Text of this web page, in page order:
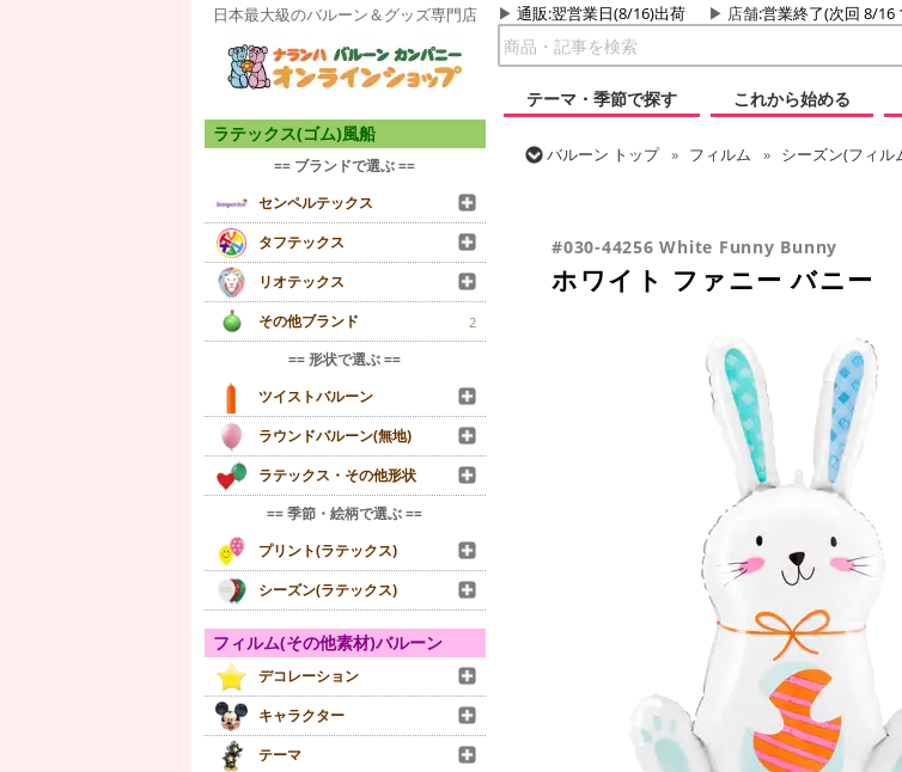
日本最大級のバルーン＆グッズ専門店 通販:翌営業日(8/16)出荷 店舗:営業終了(次回 8/16
テーマ・季節で探す
これから始める
ラテックス(ゴム)風船
== ブランドで選ぶ ==
センペルテックス
タフテックス
リオテックス
その他ブランド
2
== 形状で選ぶ ==
ツイストバルーン
ラウンドバルーン(無地)
ラテックス・その他形状
== 季節・絵柄で選ぶ ==
プリント(ラテックス)
シーズン(ラテックス)
フィルム(その他素材)バルーン
デコレーション
キャラクター
テーマ
バルーン トップ フィルム シーズン(フィル
#030-44256 White Funny Bunny
ホワイト ファニー バニー